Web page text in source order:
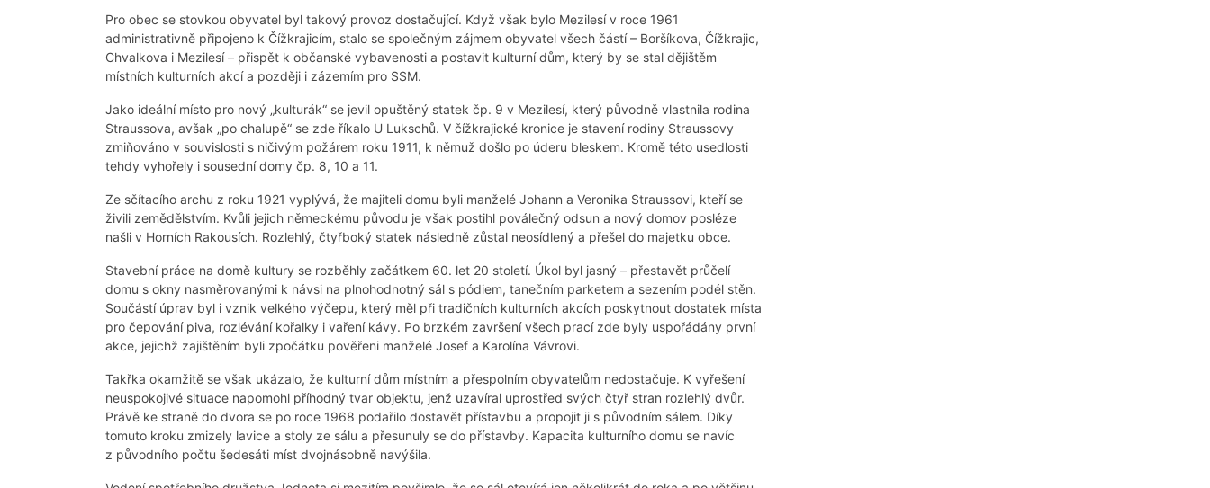
Pro obec se stovkou obyvatel byl takový provoz dostačující. Když však bylo Mezilesí v roce 1961
administrativně připojeno k Čížkrajicím, stalo se společným zájmem obyvatel všech částí – Boršíkova, Čížkrajic,
Chvalkova i Mezilesí – přispět k občanské vybavenosti a postavit kulturní dům, který by se stal dějištěm
místních kulturních akcí a později i zázemím pro SSM.
Jako ideální místo pro nový „kulturák“ se jevil opuštěný statek čp. 9 v Mezilesí, který původně vlastnila rodina
Straussova, avšak „po chalupě“ se zde říkalo U Lukschů. V čížkrajické kronice je stavení rodiny Straussovy
zmiňováno v souvislosti s ničivým požárem roku 1911, k němuž došlo po úderu bleskem. Kromě této usedlosti
tehdy vyhořely i sousední domy čp. 8, 10 a 11.
Ze sčítacího archu z roku 1921 vyplývá, že majiteli domu byli manželé Johann a Veronika Straussovi, kteří se
živili zemědělstvím. Kvůli jejich německému původu je však postihl poválečný odsun a nový domov posléze
našli v Horních Rakousích. Rozlehlý, čtyřboký statek následně zůstal neosídlený a přešel do majetku obce.
Stavební práce na domě kultury se rozběhly začátkem 60. let 20 století. Úkol byl jasný – přestavět průčelí
domu s okny nasměrovanými k návsi na plnohodnotný sál s pódiem, tanečním parketem a sezením podél stěn.
Součástí úprav byl i vznik velkého výčepu, který měl při tradičních kulturních akcích poskytnout dostatek místa
pro čepování piva, rozlévání kořalky i vaření kávy. Po brzkém završení všech prací zde byly uspořádány první
akce, jejichž zajištěním byli zpočátku pověřeni manželé Josef a Karolína Vávrovi.
Takřka okamžitě se však ukázalo, že kulturní dům místním a přespolním obyvatelům nedostačuje. K vyřešení
neuspokojivé situace napomohl příhodný tvar objektu, jenž uzavíral uprostřed svých čtyř stran rozlehlý dvůr.
Právě ke straně do dvora se po roce 1968 podařilo dostavět přístavbu a propojit ji s původním sálem. Díky
tomuto kroku zmizely lavice a stoly ze sálu a přesunuly se do přístavby. Kapacita kulturního domu se navíc
z původního počtu šedesáti míst dvojnásobně navýšila.